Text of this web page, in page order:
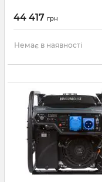
44 417 грн
Немає в наявності